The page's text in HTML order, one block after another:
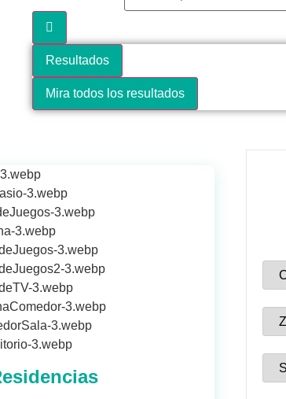
Resultados
Mira todos los resultados